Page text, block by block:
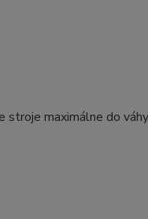
stroje maximálne do